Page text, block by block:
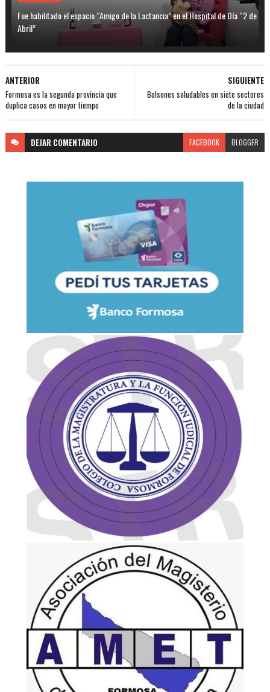
Fue habilitado el espacio “Amigo de la Lactancia” en el Hospital de Día “2 de
Abril”
SIGUIENTE
Bolsones saludables en siete sectores
de la ciudad
ANTERIOR
Formosa es la segunda provincia que
duplica casos en mayor tiempo
DEJAR COMENTARIO FACEBOOK BLOGGER